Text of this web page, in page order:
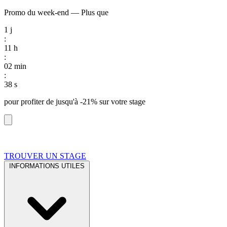
Promo du week-end — Plus que
1 j
:
11 h
:
02 min
:
37 s
pour profiter de jusqu'à -21% sur votre stage
TROUVER UN STAGE
INFORMATIONS UTILES